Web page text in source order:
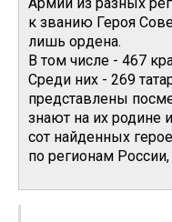
к званию Героя
лишь ордена.
В том числе - 467
Среди них - 269
представлены
знают на их родине
сот найденных
по регионам